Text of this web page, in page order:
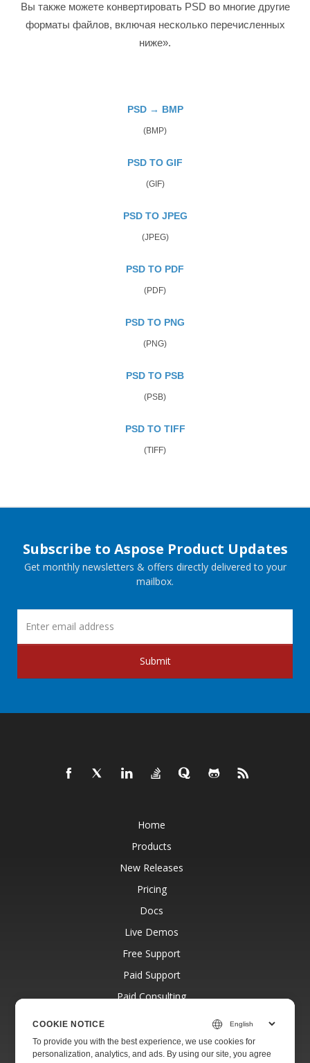
Вы также можете конвертировать PSD во многие другие
форматы файлов, включая несколько перечисленных
ниже».
PSD → BMP
(BMP)
PSD TO GIF
(GIF)
PSD TO JPEG
(JPEG)
PSD TO PDF
(PDF)
PSD TO PNG
(PNG)
PSD TO PSB
(PSB)
PSD TO TIFF
(TIFF)
Subscribe to Aspose Product Updates
Get monthly newsletters & offers directly delivered to your
mailbox.
Submit
Home
Products
New Releases
Pricing
Docs
Live Demos
Free Support
Paid Support
Paid Consulting
Websites
About
COOKIE NOTICE
To provide you with the best experience, we use cookies for
personalization, analytics, and ads. By using our site, you agree